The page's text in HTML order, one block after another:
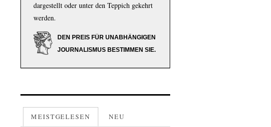
dargestellt oder unter den Teppich gekehrt
werden.
DEN PREIS FÜR UNABHÄNGIGEN
JOURNALISMUS BESTIMMEN SIE.
MEISTGELESEN NEU